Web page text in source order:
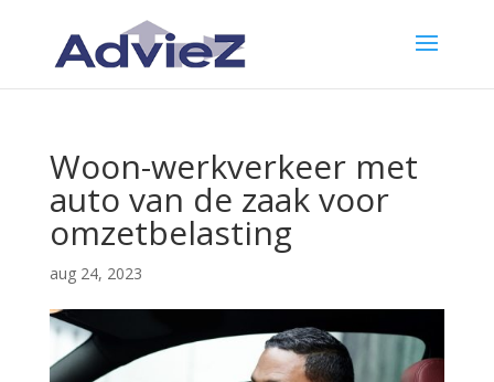
Woon-werkverkeer met
auto van de zaak voor
omzetbelasting
aug 24, 2023